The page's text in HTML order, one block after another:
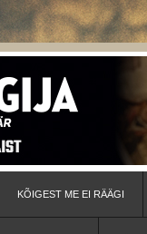
KÕIGEST ME EI RÄÄGI